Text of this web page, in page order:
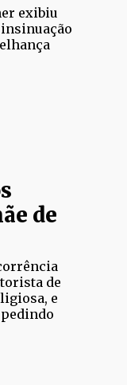
exibiu
de
de
e